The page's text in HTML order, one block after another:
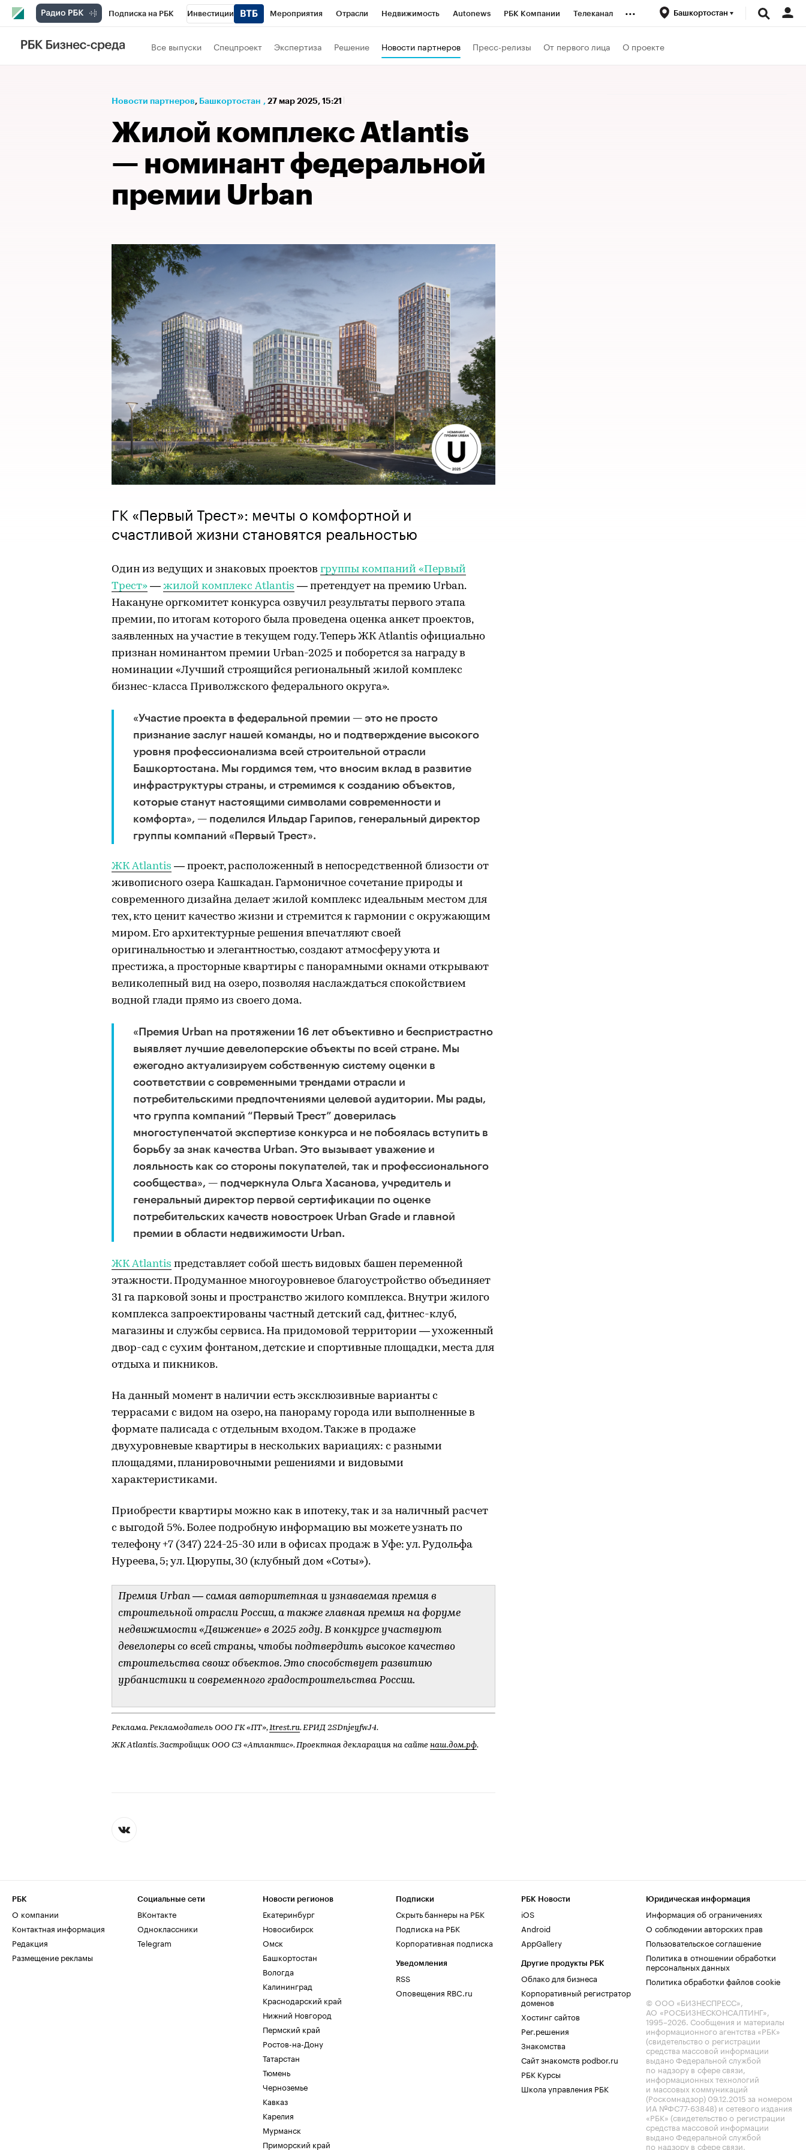
Подписка на РБК Инвестиции Мероприятия Отрасли Недвижимость Autonews РБК Компании Телеканал
РБК Вино
Проверка контрагентов Технологии и медиа Финансы
... Башкортостан
Все выпуски Спецпроект Экспертиза Решение Новости партнеров Пресс-релизы От первого лица О проекте
Новости партнеров⁠, Башкортостан , 27 мар 2025, 15:21
Жилой комплекс Atlantis
— номинант федеральной
премии Urban
ГК «Первый Трест»: мечты о комфортной и
счастливой жизни становятся реальностью
Один из ведущих и знаковых проектов группы компаний «Первый
Трест» — жилой комплекс Atlantis — претендует на премию Urban.
Накануне оргкомитет конкурса озвучил результаты первого этапа
премии, по итогам которого была проведена оценка анкет проектов,
заявленных на участие в текущем году. Теперь ЖК Atlantis официально
признан номинантом премии Urban-2025 и поборется за награду в
номинации «Лучший строящийся региональный жилой комплекс
бизнес-класса Приволжского федерального округа».
«Участие проекта в федеральной премии — это не просто
признание заслуг нашей команды, но и подтверждение высокого
уровня профессионализма всей строительной отрасли
Башкортостана. Мы гордимся тем, что вносим вклад в развитие
инфраструктуры страны, и стремимся к созданию объектов,
которые станут настоящими символами современности и
комфорта», — поделился Ильдар Гарипов, генеральный директор
группы компаний «Первый Трест».
ЖК Atlantis — проект, расположенный в непосредственной близости от
живописного озера Кашкадан. Гармоничное сочетание природы и
современного дизайна делает жилой комплекс идеальным местом для
тех, кто ценит качество жизни и стремится к гармонии с окружающим
миром. Его архитектурные решения впечатляют своей
оригинальностью и элегантностью, создают атмосферу уюта и
престижа, а просторные квартиры с панорамными окнами открывают
великолепный вид на озеро, позволяя наслаждаться спокойствием
водной глади прямо из своего дома.
«Премия Urban на протяжении 16 лет объективно и беспристрастно
выявляет лучшие девелоперские объекты по всей стране. Мы
ежегодно актуализируем собственную систему оценки в
соответствии с современными трендами отрасли и
потребительскими предпочтениями целевой аудитории. Мы рады,
что группа компаний “Первый Трест” доверилась
многоступенчатой экспертизе конкурса и не побоялась вступить в
борьбу за знак качества Urban. Это вызывает уважение и
лояльность как со стороны покупателей, так и профессионального
сообщества», — подчеркнула Ольга Хасанова, учредитель и
генеральный директор первой сертификации по оценке
потребительских качеств новостроек Urban Grade и главной
премии в области недвижимости Urban.
ЖК Atlantis представляет собой шесть видовых башен переменной
этажности. Продуманное многоуровневое благоустройство объединяет
31 га парковой зоны и пространство жилого комплекса. Внутри жилого
комплекса запроектированы частный детский сад, фитнес-клуб,
магазины и службы сервиса. На придомовой территории — ухоженный
двор-сад с сухим фонтаном, детские и спортивные площадки, места для
отдыха и пикников.
На данный момент в наличии есть эксклюзивные варианты с
террасами с видом на озеро, на панораму города или выполненные в
формате палисада с отдельным входом. Также в продаже
двухуровневые квартиры в нескольких вариациях: с разными
площадями, планировочными решениями и видовыми
характеристиками.
Приобрести квартиры можно как в ипотеку, так и за наличный расчет
с выгодой 5%. Более подробную информацию вы можете узнать по
телефону +7 (347) 224-25-30 или в офисах продаж в Уфе: ул. Рудольфа
Нуреева, 5; ул. Цюрупы, 30 (клубный дом «Соты»).
Премия Urban — самая авторитетная и узнаваемая премия в
строительной отрасли России, а также главная премия на форуме
недвижимости «Движение» в 2025 году. В конкурсе участвуют
девелоперы со всей страны, чтобы подтвердить высокое качество
строительства своих объектов. Это способствует развитию
урбанистики и современного градостроительства России.
Реклама. Рекламодатель ООО ГК «ПТ»,1trest.ru. ЕРИД 2SDnjeyfwJ4.
ЖК Atlantis. Застройщик ООО СЗ «Атлантис». Проектная декларация на сайте наш.дом.рф.
РБК
О компании
Контактная информация
Редакция
Размещение рекламы
Социальные сети
ВКонтакте
Одноклассники
Telegram
Новости регионов
Екатеринбург
Новосибирск
Омск
Башкортостан
Вологда
Калининград
Краснодарский край
Нижний Новгород
Пермский край
Ростов-на-Дону
Татарстан
Тюмень
Черноземье
Кавказ
Карелия
Мурманск
Приморский край
Подписки
Скрыть баннеры на РБК
Подписка на РБК
Корпоративная подписка
Уведомления
RSS
Оповещения RBC.ru
РБК Новости
iOS
Android
AppGallery
Другие продукты РБК
Облако для бизнеса
Корпоративный регистратор
доменов
Хостинг сайтов
Рег.решения
Знакомства
Сайт знакомств podbor.ru
РБК Курсы
Школа управления РБК
Юридическая информация
Информация об ограничениях
О соблюдении авторских прав
Пользовательское соглашение
Политика в отношении обработки
персональных данных
Политика обработки файлов cookie
© ООО «БИЗНЕСПРЕСС»,
АО «РОСБИЗНЕСКОНСАЛТИНГ»,
1995–2026. Сообщения и материалы
информационного агентства «РБК»
(свидетельство о регистрации
средства массовой информации
выдано Федеральной службой
по надзору в сфере связи,
информационных технологий
и массовых коммуникаций
(Роскомнадзор) 09.12.2015 за номером
ИА №ФС77-63848) и сетевого издания
«РБК» (свидетельство о регистрации
средства массовой информации
выдано Федеральной службой
по надзору в сфере связи,